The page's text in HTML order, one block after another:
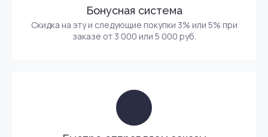
Бонусная система
Скидка на эту и следующие покупки 3% или 5% при
заказе от 3 000 или 5 000 руб.